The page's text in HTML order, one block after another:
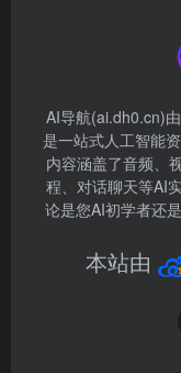
AI导航(ai.dh0.cn)
是一站式人工智能
内容涵盖了音频、
程、对话聊天等AI
论是您AI初学者还
本站由